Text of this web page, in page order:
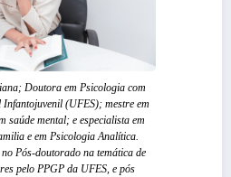
Doutora em Psicologia com
Infantojuvenil (UFES); mestre em
saúde mental; e especialista em
e em Psicologia Analítica.
Pós-doutorado na temática de
pelo PPGP da UFES, e pós